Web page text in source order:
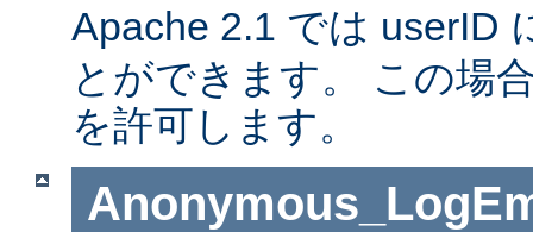
Apache 2.1 では userID
とができます。 この場
を許可します。